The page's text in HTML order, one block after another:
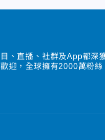
、直播、社群及App都深
迎，全球擁有2000萬粉絲